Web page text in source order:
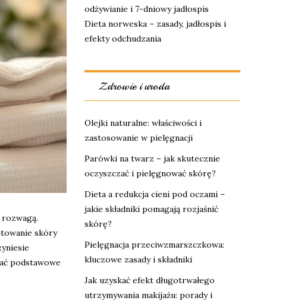
skóry
podstawowe
odżywianie i 7-dniowy jadłospis
Dieta norweska – zasady, jadłospis i
efekty odchudzania
Zdrowie i uroda
Olejki naturalne: właściwości i
zastosowanie w pielęgnacji
Parówki na twarz – jak skutecznie
oczyszczać i pielęgnować skórę?
Dieta a redukcja cieni pod oczami –
jakie składniki pomagają rozjaśnić
skórę?
Pielęgnacja przeciwzmarszczkowa:
kluczowe zasady i składniki
Jak uzyskać efekt długotrwałego
utrzymywania makijażu: porady i